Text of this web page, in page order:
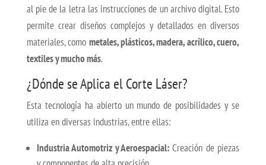
al pie de la letra las instrucciones de un archivo digital. Esto
permite crear diseños complejos y detallados en diversos
materiales, como metales, plásticos, madera, acrílico, cuero,
textiles y mucho más.
¿Dónde se Aplica el Corte Láser?
Esta tecnología ha abierto un mundo de posibilidades y se
utiliza en diversas industrias, entre ellas:
Industria Automotriz y Aeroespacial: Creación de piezas